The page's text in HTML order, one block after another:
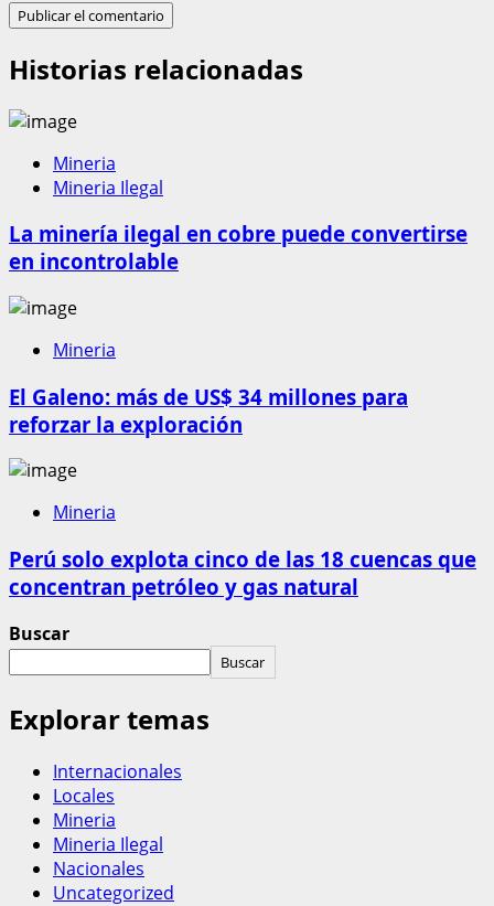
Historias relacionadas
Mineria
Mineria Ilegal
La minería ilegal en cobre puede convertirse
en incontrolable
Mineria
El Galeno: más de US$ 34 millones para
reforzar la exploración
Mineria
Perú solo explota cinco de las 18 cuencas que
concentran petróleo y gas natural
Buscar
Buscar
Explorar temas
Internacionales
Locales
Mineria
Mineria Ilegal
Nacionales
Uncategorized